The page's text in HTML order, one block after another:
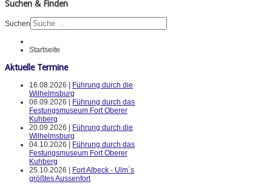
Suchen & Finden
Suchen
Startseite
Aktuelle Termine
16.08.2026 |
Führung durch die
Wilhelmsburg
06.09.2026 |
Führung durch das
Festungsmuseum Fort Oberer
Kuhberg
20.09.2026 |
Führung durch die
Wilhelmsburg
04.10.2026 |
Führung durch das
Festungsmuseum Fort Oberer
Kuhberg
25.10.2026 |
Fort Albeck - Ulm`s
größtes Aussenfort